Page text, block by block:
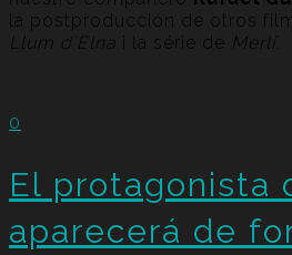
la postproducción de otros
Llum d’Elna i la série de Merlí.
0
El protagonista
aparecerá de